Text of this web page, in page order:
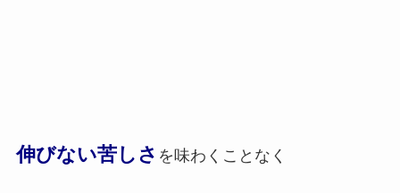
伸びない苦しさ を味わくことなく